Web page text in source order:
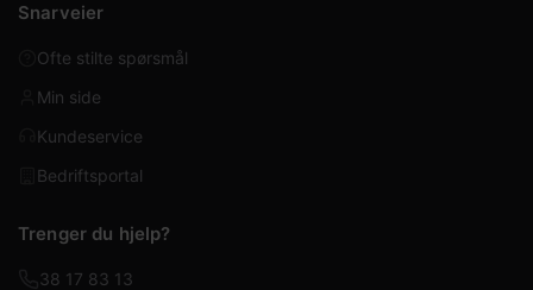
Snarveier
Ofte stilte spørsmål
Min side
Kundeservice
Bedriftsportal
Trenger du hjelp?
38 17 83 13